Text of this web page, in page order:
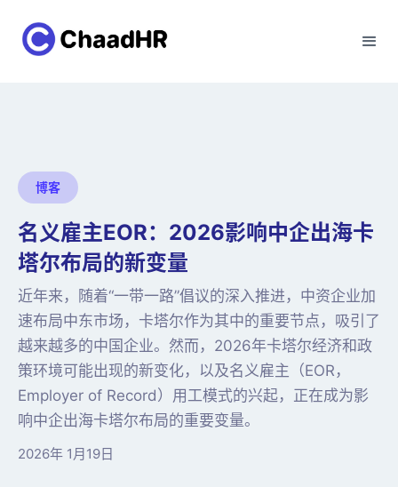
博客
名义雇主EOR：2026影响中企出海卡
塔尔布局的新变量
近年来，随着“一带一路”倡议的深入推进，中资企业加
速布局中东市场，卡塔尔作为其中的重要节点，吸引了
越来越多的中国企业。然而，2026年卡塔尔经济和政
策环境可能出现的新变化，以及名义雇主（EOR，
Employer of Record）用工模式的兴起，正在成为影
响中企出海卡塔尔布局的重要变量。
2026年 1月19日